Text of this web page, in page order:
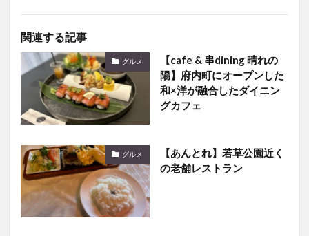
関連する記事
グルメ
【cafe & 串dining 晴れの
陽】府内町にオープンした
和×洋が融合したダイニン
グカフェ
グルメ
【あんとれ】若草公園近く
の老舗レストラン